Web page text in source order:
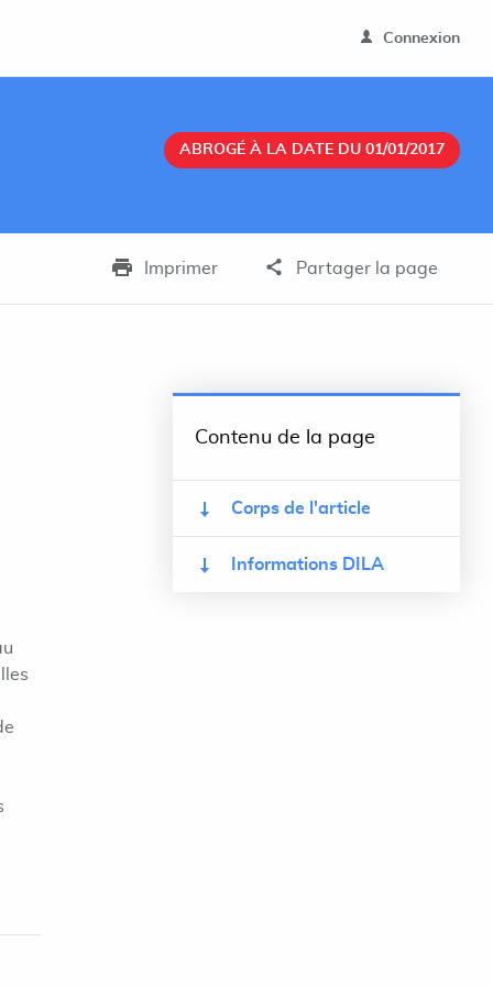
Connexion
ABROGÉ À LA DATE DU 01/01/2017
Imprimer Partager la page
Contenu de la page
Corps de l'article
Informations DILA